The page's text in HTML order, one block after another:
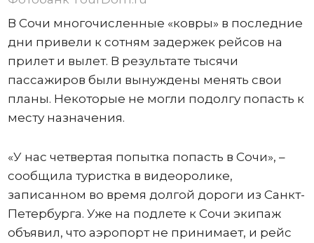
В Сочи многочисленные «ковры» в последние
дни привели к сотням задержек рейсов на
прилет и вылет. В результате тысячи
пассажиров были вынуждены менять свои
планы. Некоторые не могли подолгу попасть к
месту назначения.
«У нас четвертая попытка попасть в Сочи», –
сообщила туристка в видеоролике,
записанном во время долгой дороги из Санкт-
Петербурга. Уже на подлете к Сочи экипаж
объявил, что аэропорт не принимает, и рейс